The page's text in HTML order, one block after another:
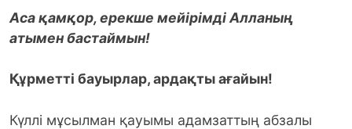
Аса қамқор, ерекше мейірімді Алланың
атымен бастаймын!
Құрметті бауырлар, ардақты ағайын!
Күллі мұсылман қауымы адамзаттың абзалы